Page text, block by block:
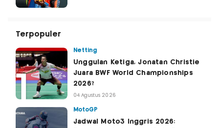
Terpopuler
Netting
Unggulan Ketiga, Jonatan Christie
Juara BWF World Championships
2026?
04 Agustus 2026
MotoGP
Jadwal Moto3 Inggris 2026: